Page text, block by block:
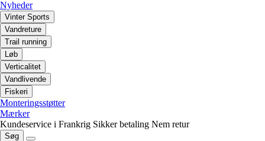
Nyheder
Vinter Sports
Vandreture
Trail running
Løb
Verticalitet
Vandlivende
Fiskeri
Monteringsstøtter
Mærker
Kundeservice i Frankrig Sikker betaling Nem retur
Søg